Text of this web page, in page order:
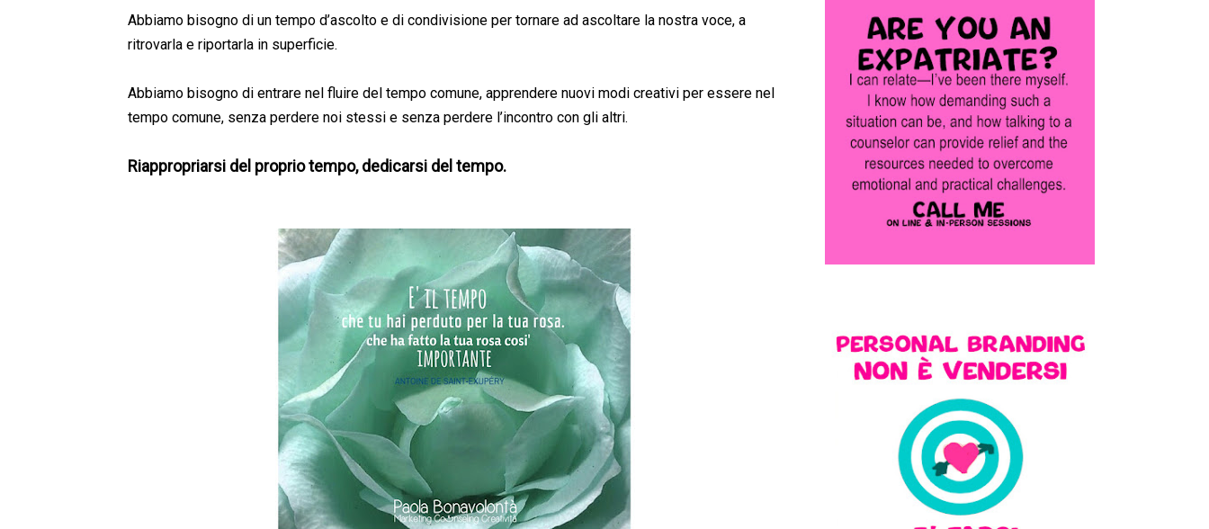
Abbiamo bisogno di un tempo d’ascolto e di condivisione per tornare ad ascoltare la nostra voce, a
ritrovarla e riportarla in superficie.
Abbiamo bisogno di entrare nel fluire del tempo comune, apprendere nuovi modi creativi per essere nel
tempo comune, senza perdere noi stessi e senza perdere l’incontro con gli altri.
Riappropriarsi del proprio tempo, dedicarsi del tempo.